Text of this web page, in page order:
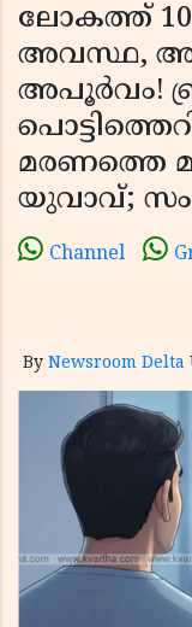
ലോകത്ത് 10
അവസ്ഥ,
അപൂർവം!
മരണത്തെ
യുവാവ്;
Channel
By Newsroom Delta